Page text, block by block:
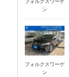
フォルクスワーゲ
ン
フォルクスワーゲ
ン